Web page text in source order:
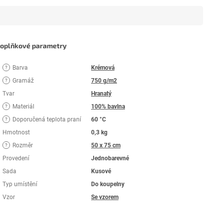
parametry
? Barva Krémová
? Gramáž
750 g/m2
Tvar
Hranatý
? Materiál 100% bavlna
? Doporučená teplota praní
60 °C
Hmotnost
0,3 kg
? Rozměr
50 x 75 cm
Provedení
Jednobarevné
Sada
Kusové
Typ umístění
Do koupelny
Vzor
Se vzorem